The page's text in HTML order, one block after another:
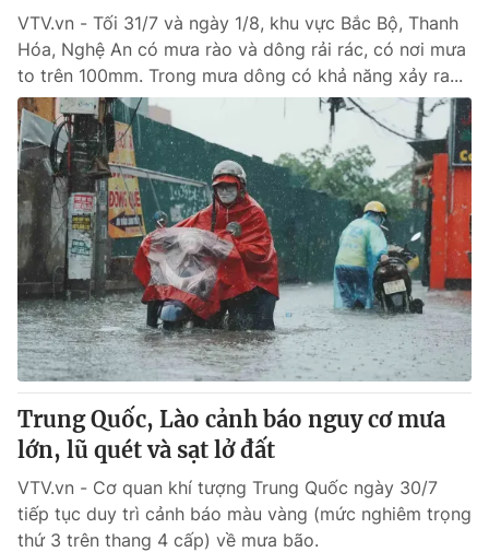
VTV.vn - Tối 31/7 và ngày 1/8, khu vực Bắc Bộ, Thanh
Hóa, Nghệ An có mưa rào và dông rải rác, có nơi mưa
to trên 100mm. Trong mưa dông có khả năng xảy ra...
Trung Quốc, Lào cảnh báo nguy cơ mưa
lớn, lũ quét và sạt lở đất
VTV.vn - Cơ quan khí tượng Trung Quốc ngày 30/7
tiếp tục duy trì cảnh báo màu vàng (mức nghiêm trọng
thứ 3 trên thang 4 cấp) về mưa bão.